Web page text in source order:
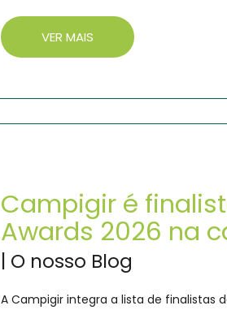
VER MAIS
Campigir é
Awards 2026 na
| O nosso Blog
A Campigir integra a lista de finalistas